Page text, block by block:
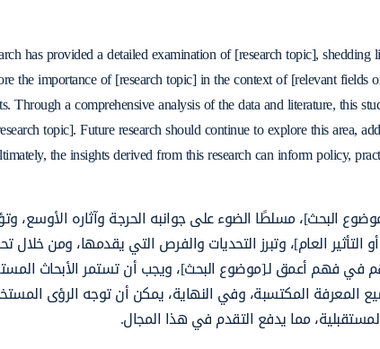
has provided a detailed examination of [research topic],
the importance of [research topic] in the context of [relevant fields
Through a comprehensive analysis of the data and literature, this
topic]. Future research should continue to explore this area,
the insights derived from this research can inform policy,
البحث]، مسلطًا الضوء على جوانبه الحرجة وآثاره الأوسع،
العام]، وتبرز التحديات والفرص التي يقدمها، ومن خلال
في فهم أعمق لـ[موضوع البحث]، ويجب أن تستمر الأبحاث
المعرفة المكتسبة، وفي النهاية، يمكن أن توجه الرؤى
مما يدفع التقدم في هذا المجال.